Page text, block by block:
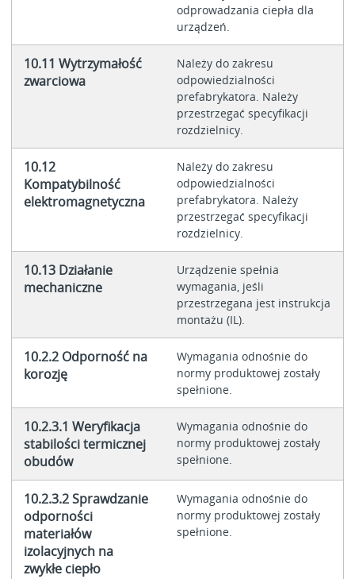
odprowadzania ciepła dla
urządzeń.
10.11 Wytrzymałość
zwarciowa
Należy do zakresu
odpowiedzialności
prefabrykatora. Należy
przestrzegać specyfikacji
rozdzielnicy.
10.12
Kompatybilność
elektromagnetyczna
Należy do zakresu
odpowiedzialności
prefabrykatora. Należy
przestrzegać specyfikacji
rozdzielnicy.
10.13 Działanie
mechaniczne
Urządzenie spełnia
wymagania, jeśli
przestrzegana jest instrukcja
montażu (IL).
10.2.2 Odporność na
korozję
Wymagania odnośnie do
normy produktowej zostały
spełnione.
10.2.3.1 Weryfikacja
stabilości termicznej
obudów
Wymagania odnośnie do
normy produktowej zostały
spełnione.
10.2.3.2 Sprawdzanie
odporności
materiałów
izolacyjnych na
zwykłe ciepło
Wymagania odnośnie do
normy produktowej zostały
spełnione.